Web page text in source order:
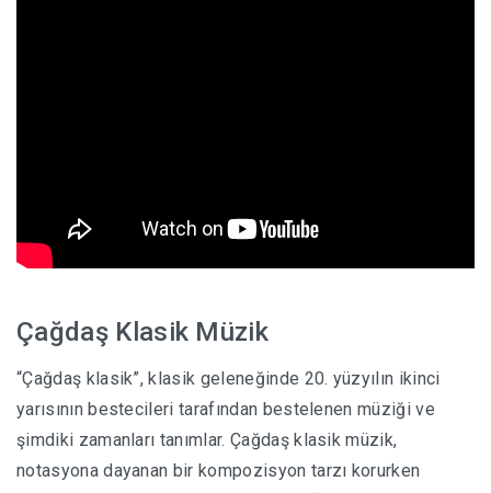
Çağdaş Klasik Müzik
“Çağdaş klasik”, klasik geleneğinde 20. yüzyılın ikinci
yarısının bestecileri tarafından bestelenen müziği ve
şimdiki zamanları tanımlar. Çağdaş klasik müzik,
notasyona dayanan bir kompozisyon tarzı korurken